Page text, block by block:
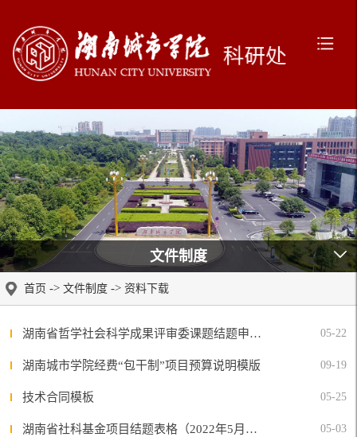
文件制度
首页 -> 文件制度 -> 资料下载
湖南省哲学社会科学成果评审委课题结题申请材料和要求（2023年最新） 05-22
湖南城市学院经费“包干制”项目预算说明模版 09-19
技术合同模板 05-25
湖南省社科基金项目结题表格（2022年5月上传） 05-03